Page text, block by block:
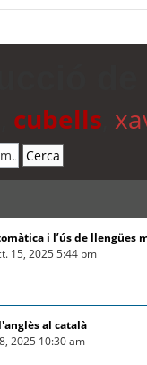
cubells
i l’ús de llengües
15, 2025 5:44 pm
al català
2025 10:30 am